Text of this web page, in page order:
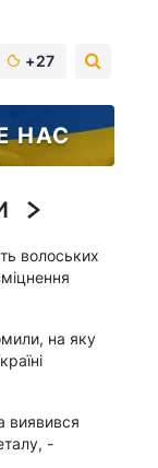
+27
НАС
волоських
на яку
виявився
-